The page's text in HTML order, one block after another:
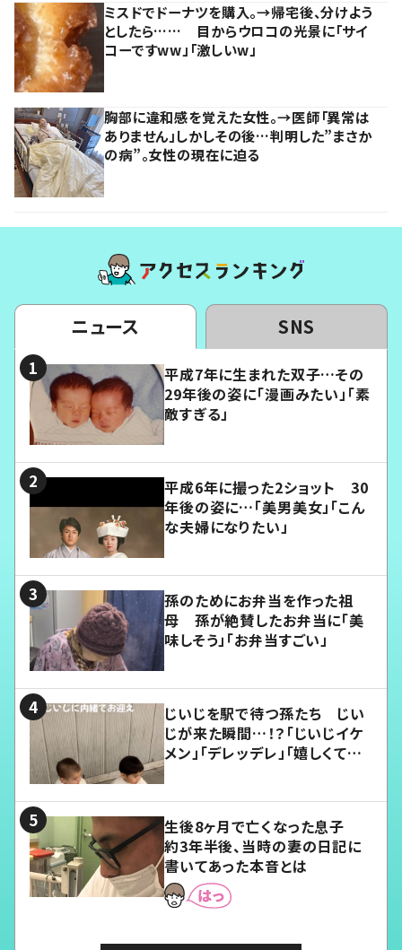
ミスドでドーナツを購入。→帰宅後、分けよう
としたら…… 目からウロコの光景に「サイ
コーですww」「激しいw」
胸部に違和感を覚えた女性。→医師「異常は
ありません」しかしその後…判明した”まさか
の病”。女性の現在に迫る
ニュース SNS
平成7年に生まれた双子…その
29年後の姿に「漫画みたい」「素
敵すぎる」
平成6年に撮った2ショット 30
年後の姿に…「美男美女」「こん
な夫婦になりたい」
孫のためにお弁当を作った祖
母 孫が絶賛したお弁当に「美
味しそう」「お弁当すごい」
じいじを駅で待つ孫たち じい
じが来た瞬間…！？「じいじイケ
メン」「デレッデレ」「嬉しくて可
生後8ヶ月で亡くなった息子
約3年半後、当時の妻の日記に
書いてあった本音とは